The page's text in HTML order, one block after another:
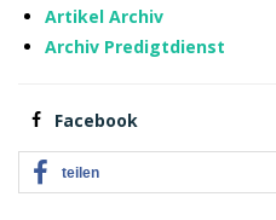
Artikel Archiv
Archiv Predigtdienst
Facebook
teilen